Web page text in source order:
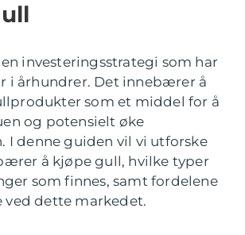
investeringsstrategi som har
århundrer. Det innebærer å
som et middel for å
og potensielt øke
I denne guiden vil vi utforske
å kjøpe gull, hvilke typer
som finnes, samt fordelene
ved dette markedet.